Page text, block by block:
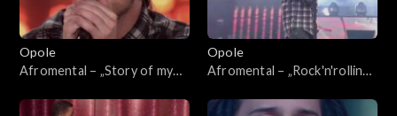
Opole
Afromental – „Story of my
„SuperJedynki”
Opole
Afromental – „Rock'n'rolling
„SuperJedynki”